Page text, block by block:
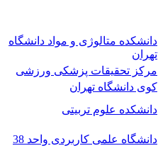
دانشکده متالوژی و مواد دانشگاه
تهران
مرکز تحقیقات پزشکی ورزشی
کوی دانشگاه تهران
دانشکده علوم تربیتی
دانشگاه علمی کاربردی واحد 38